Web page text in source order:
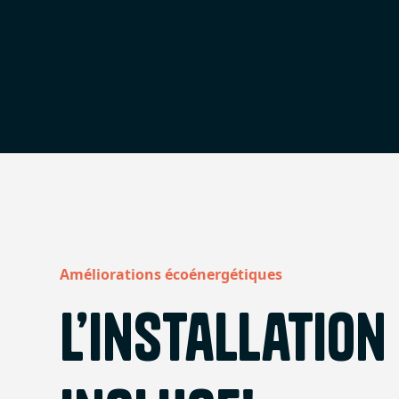
Améliorations écoénergétiques